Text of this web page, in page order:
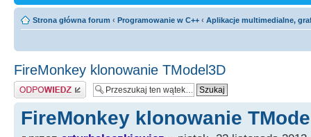
Strona główna forum ‹ Programowanie w C++ ‹ Aplikacje multimedialne,
FireMonkey klonowanie TModel3D
Odpowiedz
FireMonkey klonowanie